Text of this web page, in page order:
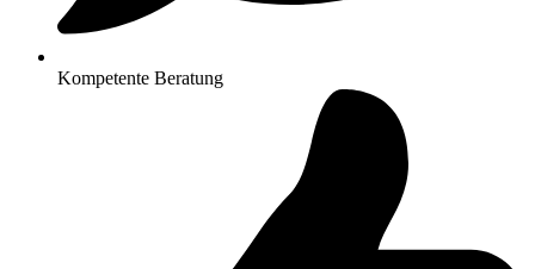
Kompetente Beratung